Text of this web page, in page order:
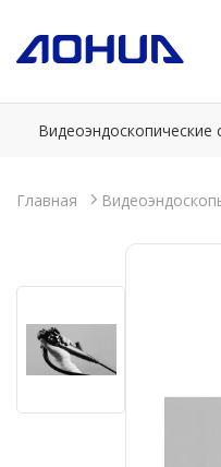
Видеоэндоскопические
Главная